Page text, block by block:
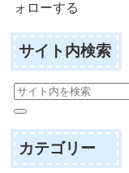
ォローする
サイト内検索
カテゴリー